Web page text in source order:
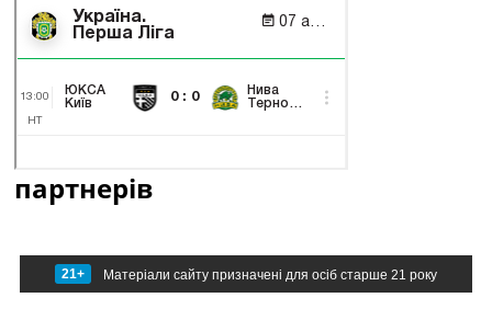
партнерів
21+ Матеріали сайту призначені для осіб старше 21 року